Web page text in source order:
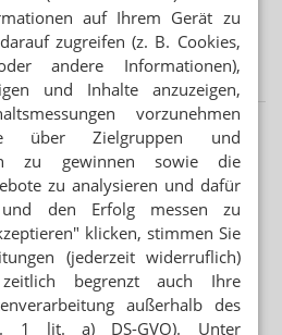
auf Ihrem Gerät zu
zugreifen (z. B. Cookies,
andere Informationen),
und Inhalte anzuzeigen,
vorzunehmen
über Zielgruppen und
zu gewinnen sowie die
zu analysieren und dafür
den Erfolg messen zu
klicken, stimmen Sie
(jederzeit widerruflich)
begrenzt auch Ihre
außerhalb des
1 lit. a) DS-GVO). Unter
Gelbe oder weiße Vaseline?